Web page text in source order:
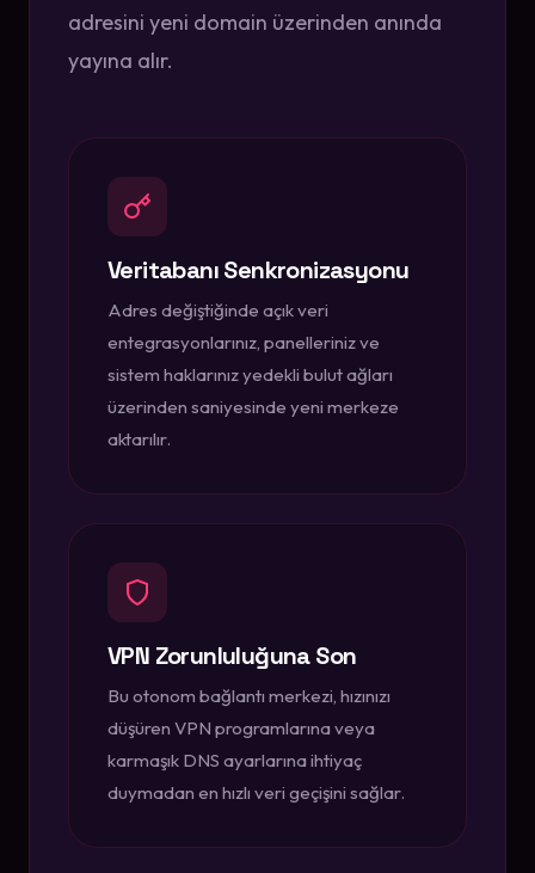
adresini yeni domain üzerinden anında
yayına alır.
Veritabanı Senkronizasyonu
Adres değiştiğinde açık veri
entegrasyonlarınız, panelleriniz ve
sistem haklarınız yedekli bulut ağları
üzerinden saniyesinde yeni merkeze
aktarılır.
VPN Zorunluluğuna Son
Bu otonom bağlantı merkezi, hızınızı
düşüren VPN programlarına veya
karmaşık DNS ayarlarına ihtiyaç
duymadan en hızlı veri geçişini sağlar.